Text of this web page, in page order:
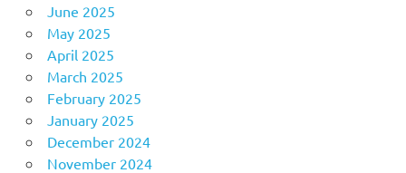
June 2025
May 2025
April 2025
March 2025
February 2025
January 2025
December 2024
November 2024